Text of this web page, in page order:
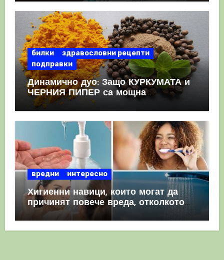
билки
здравословни рецепти
подправки
Динамично дуо: Защо КУРКУМАТА и
ЧЕРНИЯ ПИПЕР са мощна
комбинация
вредни интересно
Хигиенни навици, които могат да
причинят повече вреда, отколкото
полза